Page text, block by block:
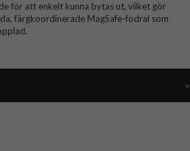
för att enkelt kunna bytas ut, vilket gör
färgkoordinerade MagSafe-fodral som